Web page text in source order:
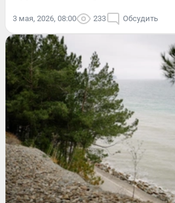
3 мая, 2026, 08:00 233 Обсудить